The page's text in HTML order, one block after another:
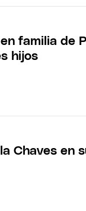
familia de
hijos
Chaves en